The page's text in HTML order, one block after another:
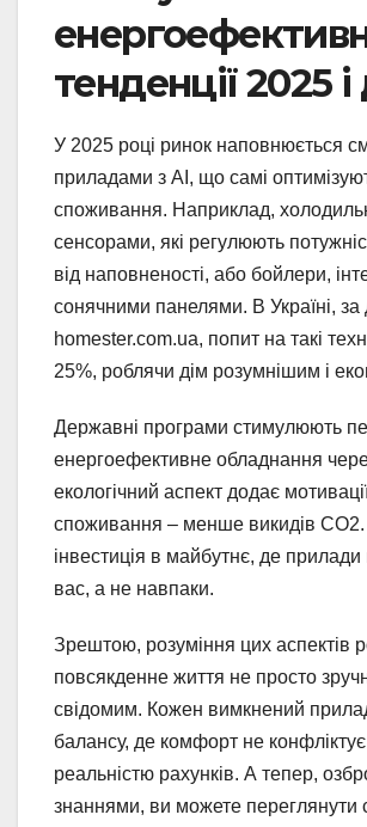
тенденції 2025 і
У 2025 році ринок наповнюється
приладами з AI, що самі
споживання. Наприклад,
сенсорами, які регулюють
від наповненості, або бойлери,
сонячними панелями. В Україні,
homester.com.ua, попит на такі
25%, роблячи дім розумнішим і
Державні програми стимулюють
енергоефективне обладнання
екологічний аспект додає
споживання – менше викидів
інвестиція в майбутнє, де
вас, а не навпаки.
Зрештою, розуміння цих аспектів
повсякденне життя не просто
свідомим. Кожен вимкнений
балансу, де комфорт не
реальністю рахунків. А тепер,
знаннями, ви можете переглянути